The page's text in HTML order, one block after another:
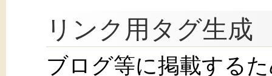
リンク用タグ生成
ブログ等に掲載する